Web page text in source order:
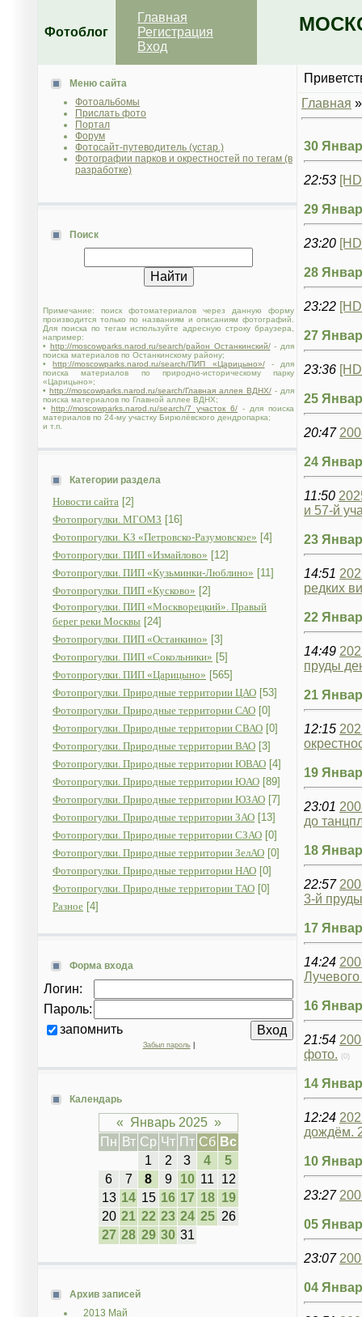
Фотоблог
Главная
Регистрация
Вход
Меню сайта
Фотоальбомы
Прислать фото
Портал
Форум
Фотосайт-путеводитель (устар.)
Фотографии парков и окрестностей по тегам (в
разработке)
Поиск
Примечание: поиск фотоматериалов через данную форму
производится только по названиям и описаниям фотографий.
Для поиска по тегам используйте адресную строку браузера,
например:
• http://moscowparks.narod.ru/search/район Останкинский/- для
поиска материалов по Останкинскому району;
•http://moscowparks.narod.ru/search/ПИП «Царицыно»/- для
поиска материалов по природно-историческому парку
«Царицыно»;
•http://moscowparks.narod.ru/search/Главная аллея ВДНХ/- для
поиска материалов по Главной аллее ВДНХ;
• http://moscowparks.narod.ru/search/7 участок 6/ - для поиска
материалов по 24-му участку Бирюлёвского дендропарка;
и т.п.
Категории раздела
Новости сайта [2]
Фотопрогулки. МГОМЗ [16]
Фотопрогулки. КЗ «Петровско-Разумовское» [4]
Фотопрогулки. ПИП «Измайлово» [12]
Фотопрогулки. ПИП «Кузьминки-Люблино» [11]
Фотопрогулки. ПИП «Кусково» [2]
Фотопрогулки. ПИП «Москворецкий». Правый
берег реки Москвы [24]
Фотопрогулки. ПИП «Останкино» [3]
Фотопрогулки. ПИП «Сокольники» [5]
Фотопрогулки. ПИП «Царицыно» [565]
Фотопрогулки. Природные территории ЦАО [53]
Фотопрогулки. Природные территории САО [0]
Фотопрогулки. Природные территории СВАО [0]
Фотопрогулки. Природные территории ВАО [3]
Фотопрогулки. Природные территории ЮВАО [4]
Фотопрогулки. Природные территории ЮАО [89]
Фотопрогулки. Природные территории ЮЗАО [7]
Фотопрогулки. Природные территории ЗАО [13]
Фотопрогулки. Природные территории СЗАО [0]
Фотопрогулки. Природные территории ЗелАО [0]
Фотопрогулки. Природные территории НАО [0]
Фотопрогулки. Природные территории ТАО [0]
Разное [4]
Форма входа
Логин:
Пароль:
запомнить
Забыл пароль|
Календарь
« Январь 2025 »
Пн Вт Ср Чт Пт Сб Вс
1
2 3 4
5
6
7 8 9 10 11
12
13 14 15 16 17 18 19
20 21 22 23 24 25 26
27 28 29 30 31
Архив записей
2013 Май
Главная
30
22:53
29
23:20
28
23:22
27
23:36
25
20:47
24
11:50
и 57-й
23
14:51
редких
22
14:49
пруды
21
12:15
19
23:01
до
18
22:57
3-й
17
14:24
16
21:54
фото. (0)
14
12:24
дождём.
10
23:27
05
23:07
04